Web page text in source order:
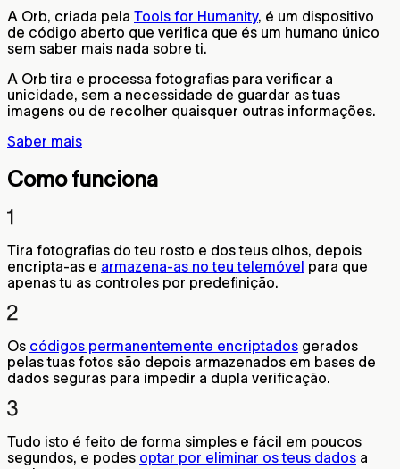
A Orb, criada pela Tools for Humanity, é um dispositivo
de código aberto que verifica que és um humano único
sem saber mais nada sobre ti.
A Orb tira e processa fotografias para verificar a
unicidade, sem a necessidade de guardar as tuas
imagens ou de recolher quaisquer outras informações.
Saber mais
Como funciona
Tira fotografias do teu rosto e dos teus olhos, depois
encripta-as e armazena-as no teu telemóvel para que
apenas tu as controles por predefinição.
Os códigos permanentemente encriptados gerados
pelas tuas fotos são depois armazenados em bases de
dados seguras para impedir a dupla verificação.
Tudo isto é feito de forma simples e fácil em poucos
segundos, e podes optar por eliminar os teus dados a